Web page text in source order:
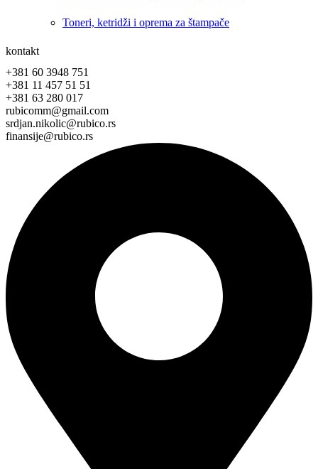
Toneri, ketridži i oprema za štampače
kontakt
+381 60 3948 751
+381 11 457 51 51
+381 63 280 017
rubicomm@gmail.com
srdjan.nikolic@rubico.rs
finansije@rubico.rs